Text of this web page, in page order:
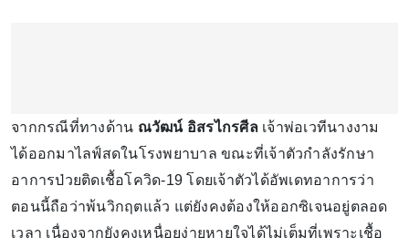
จากกรณีที่ทางด้าน ณวัฒน์ อิสรไกรศีลเจ้าพ่อเวทีนางงาม
ได้ออกมาไลฟ์สดในโรงพยาบาล ขณะที่เจ้าตัวกำลังรักษา
อาการป่วยติดเชื้อโควิด-19 โดยเจ้าตัวได้อัพเดทอาการว่า
ตอนนี้ถือว่าพ้นวิกฤตแล้ว แต่ยังคงต้องให้ออกซิเจนอยู่ตลอด
เวลา เนื่องจากยังคงเหนื่อยง่ายหายใจได้ไม่เต็มที่เพราะเชื้อ